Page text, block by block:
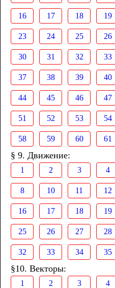
16 17 18 19
23 24 25 26
30 31 32 33
37 38 39 40
44 45 46 47
51 52 53 54
58 59 60 61
§ 9. Движение:
1 2 3 4
8 10 11 12
16 17 18 19
25 26 27 28
32 33 34 35
§10. Векторы:
1 2 3 4